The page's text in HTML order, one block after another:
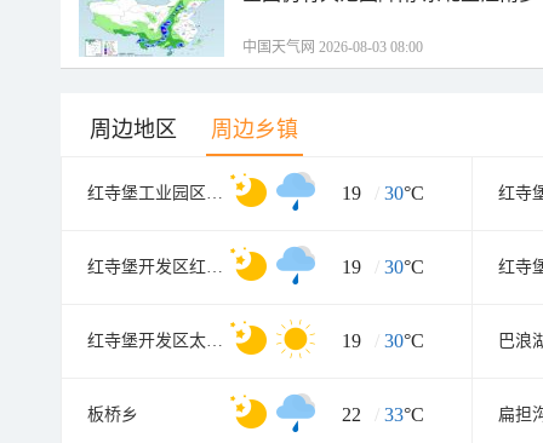
中国天气网 2026-08-03 08:00
周边地区 周边乡镇
红寺堡工业园区管委会 19 / 30°C
红寺堡开发区红寺堡镇 19 / 30°C
红寺堡开发区太阳山镇 19 / 30°C 巴浪
板桥乡 22 / 33°C 扁担